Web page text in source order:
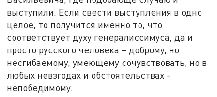
выступили. Если свести выступления в одно
целое, то получится именно то, что
соответствует духу генералиссимуса, да и
просто русского человека – доброму, но
несгибаемому, умеющему сочувствовать, но в
любых невзгодах и обстоятельствах -
непобедимому.